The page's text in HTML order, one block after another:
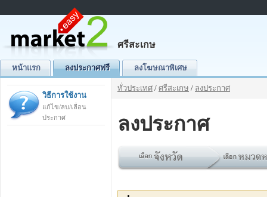
ศรีสะเกษ
หน้าแรก ลงประกาศฟรี ลงโฆษณาพิเศษ
วิธีการใช้งาน
แก้ไข/ลบ/เลื่อน
ประกาศ
ทั่วประเทศ / ศรีสะเกษ / ลงประกาศ
ลงประกาศ